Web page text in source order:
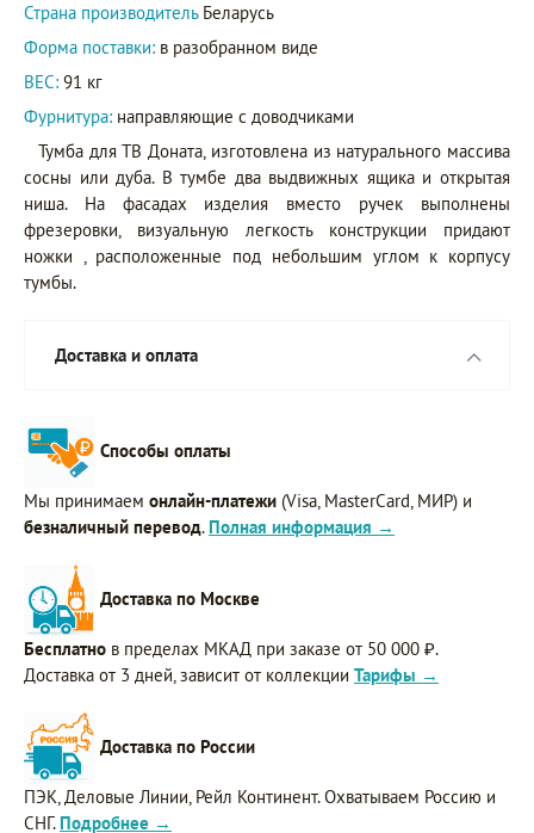
Страна производитель Беларусь
Форма поставки: в разобранном виде
ВЕС: 91 кг
Фурнитура: направляющие с доводчиками
Тумба для ТВ Доната, изготовлена из натурального массива
сосны или дуба. В тумбе два выдвижных ящика и открытая
ниша. На фасадах изделия вместо ручек выполнены
фрезеровки, визуальную легкость конструкции придают
ножки , расположенные под небольшим углом к корпусу
тумбы.
Доставка и оплата
Способы оплаты
Мы принимаем онлайн-платежи (Visa, MasterCard, МИР) и
безналичный перевод. Полная информация →
Доставка по Москве
Бесплатно в пределах МКАД при заказе от 50 000 ₽.
Доставка от 3 дней, зависит от коллекции Тарифы →
Доставка по России
ПЭК, Деловые Линии, Рейл Континент. Охватываем Россию и
СНГ. Подробнее →